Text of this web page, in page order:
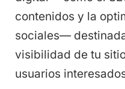
contenidos y la
sociales—
visibilidad de tu
usuarios